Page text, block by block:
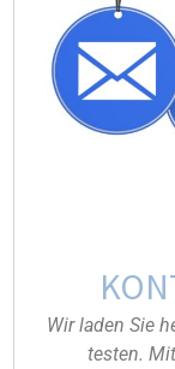
Wir laden Sie
testen.